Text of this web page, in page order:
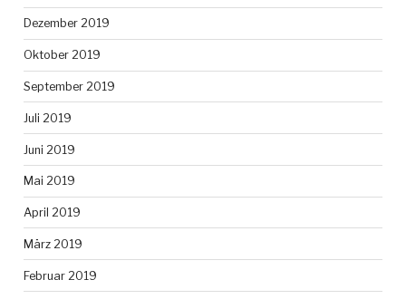
Dezember 2019
Oktober 2019
September 2019
Juli 2019
Juni 2019
Mai 2019
April 2019
März 2019
Februar 2019